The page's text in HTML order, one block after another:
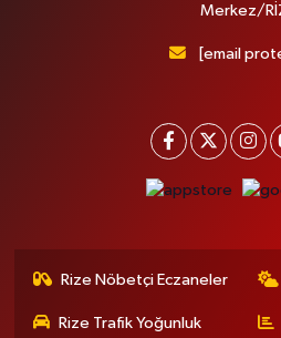
Merkez/
[email
Rize Nöbetçi Eczaneler
Rize Trafik Yoğunluk